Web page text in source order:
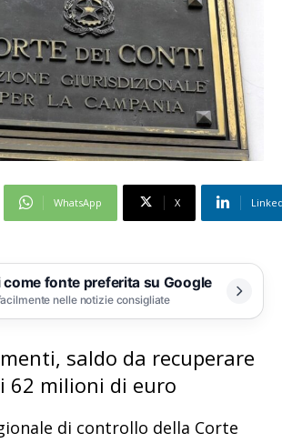
WhatsApp X
fonte preferita su Google
nelle notizie consigliate
saldo da recuperare
62 milioni di euro
di controllo della Corte